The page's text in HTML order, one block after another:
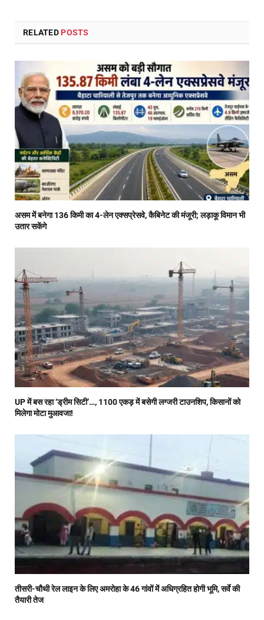
RELATED POSTS
असम में बनेगा 136 किमी का 4-लेन एक्सप्रेसवे, कैबिनेट की मंजूरी; लड़ाकू विमान भी
उतार सकेंगे
UP में बस रहा ‘ड्रीम सिटी’…, 1100 एकड़ में बसेगी लग्जरी टाउनशिप, किसानों को
मिलेगा मोटा मुआवजा!
तीसरी-चौथी रेल लाइन के लिए अमरोहा के 46 गांवों में अधिग्रहित होगी भूमि, सर्वे की
तैयारी तेज